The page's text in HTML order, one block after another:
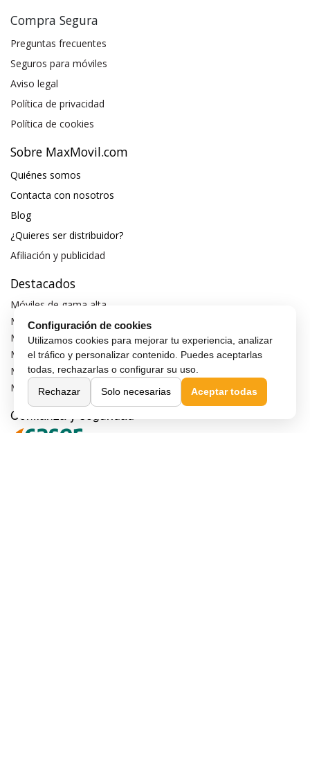
Compra Segura
Preguntas frecuentes
Seguros para móviles
Aviso legal
Política de privacidad
Política de cookies
Sobre MaxMovil.com
Quiénes somos
Contacta con nosotros
Blog
¿Quieres ser distribuidor?
Afiliación y publicidad
Destacados
Móviles de gama alta
Móviles con buena cámara
Móviles sin marcos
Móviles de 6 pulgadas
Móviles todoterreno
Móviles 4G
Confianza y seguridad
Configuración de cookies
Utilizamos cookies para mejorar tu experiencia, analizar
el tráfico y personalizar contenido. Puedes aceptarlas
todas, rechazarlas o configurar su uso.
Rechazar
Solo necesarias Aceptar todas